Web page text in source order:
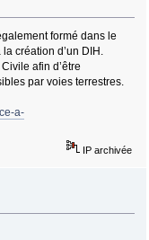
formé dans le
création d’un DIH.
afin d’être
par voies terrestres.
a-
IP archivée